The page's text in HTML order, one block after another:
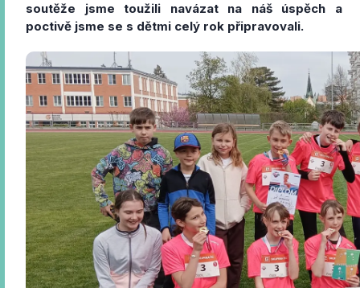
soutěže jsme toužili navázat na náš úspěch a
poctivě jsme se s dětmi celý rok připravovali.